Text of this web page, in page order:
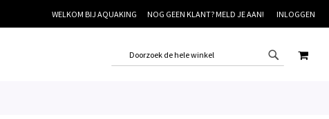
WELKOM BIJ AQUAKING NOG GEEN KLANT? MELD JE AAN! INLOGGEN